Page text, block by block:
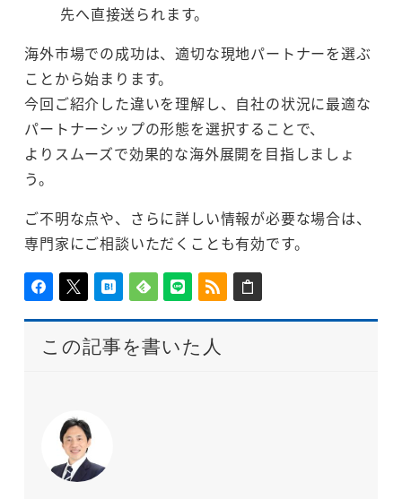
先へ直接送られます。
海外市場での成功は、適切な現地パートナーを選ぶ
ことから始まります。
今回ご紹介した違いを理解し、自社の状況に最適な
パートナーシップの形態を選択することで、
よりスムーズで効果的な海外展開を目指しましょ
う。
ご不明な点や、さらに詳しい情報が必要な場合は、
専門家にご相談いただくことも有効です。
この記事を書いた人